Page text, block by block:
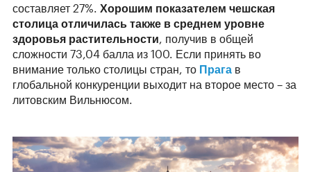
составляет 27%. Хорошим показателем чешская
столица отличилась также в среднем уровне
здоровья растительности, получив в общей
сложности 73,04 балла из 100. Если принять во
внимание только столицы стран, то Прага в
глобальной конкуренции выходит на второе место – за
литовским Вильнюсом.